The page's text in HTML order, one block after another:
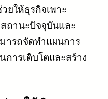
ยให้ธุรกิจเพาะ
ถานะปัจจุบันและ
ารถจัดทำแผนการ
การเติบโตและสร้าง